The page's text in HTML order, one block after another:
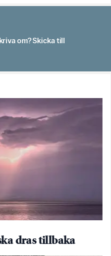
om? Skicka till
dras tillbaka